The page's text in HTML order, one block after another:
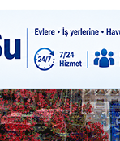
SON DAKİKA
BEROVA: HAYAT